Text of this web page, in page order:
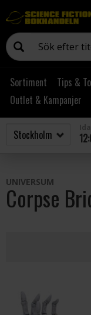
Sortiment Tips &
Outlet & Kampanjer
UNIVERSUM
Corpse